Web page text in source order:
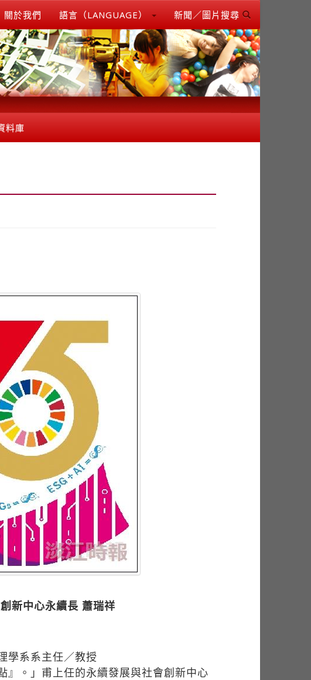
關於我們 語言（LANGUAGE） 新聞／圖片搜尋
料庫
新中心永續長 蕭瑞祥
學系系主任／教授
。」甫上任的永續發展與社會創新中心